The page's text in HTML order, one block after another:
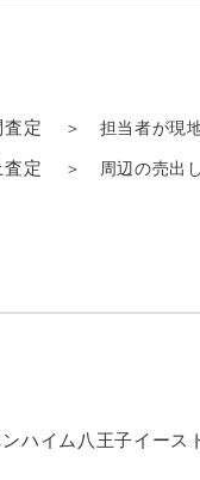
査定 ＞ 担当者が現
査定 ＞ 周辺の売出
ンハイム八王子イース